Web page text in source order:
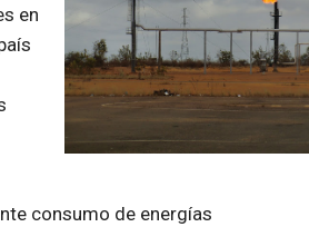
en
consumo de energías